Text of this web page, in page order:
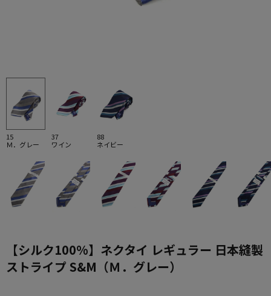
15
Ｍ．グレー
37
ワイン
88
ネイビー
【シルク100%】ネクタイ レギュラー 日本縫製
ストライプ S&M（Ｍ．グレー）